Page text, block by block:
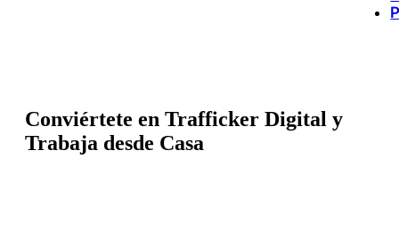
Conviértete en Trafficker Digital y
Trabaja desde Casa